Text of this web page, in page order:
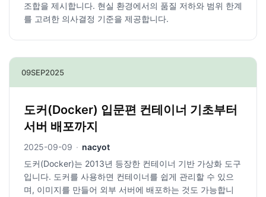
조합을 제시합니다. 현실 환경에서의 품질 저하와 범위 한계
를 고려한 의사결정 기준을 제공합니다.
09SEP2025
도커(Docker) 입문편 컨테이너 기초부터
서버 배포까지
2025-09-09 · nacyot
도커(Docker)는 2013년 등장한 컨테이너 기반 가상화 도구
입니다. 도커를 사용하면 컨테이너를 쉽게 관리할 수 있으
며, 이미지를 만들어 외부 서버에 배포하는 것도 가능합니